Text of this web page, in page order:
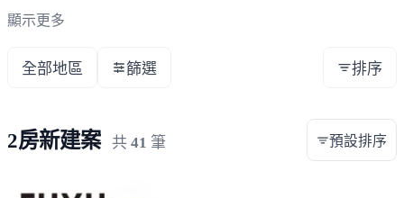
顯示更多
全部地區 篩選 排序
2房新建案 共 41 筆 預設排序
載入失敗，請重新整理